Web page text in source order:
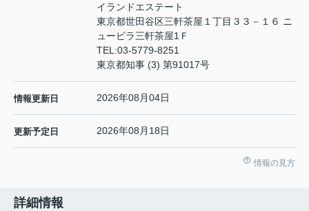
イランドエステート
東京都世田谷区三軒茶屋１丁目３３－１６ ニ
ュービラ三軒茶屋1Ｆ
TEL:03-5779-8251
東京都知事 (3) 第91017号
情報更新日 2026年08月04日
更新予定日 2026年08月18日
情報の見方
詳細情報